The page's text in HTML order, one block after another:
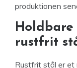
produktionen
rustfrit
Rustfrit stål er et